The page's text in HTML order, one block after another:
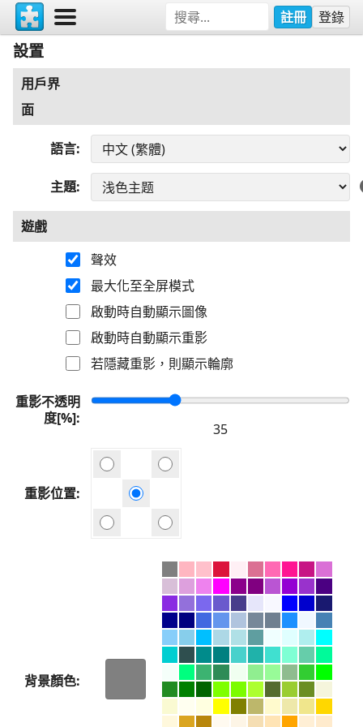
註冊 登錄
設置
用戶界
面
語言
主題
遊戲
聲效
最大化至全屏模式
啟動時自動顯示圖像
啟動時自動顯示重影
若隱藏重影，則顯示輪廓
重影不透明
度[%]
重影位置
背景顏色